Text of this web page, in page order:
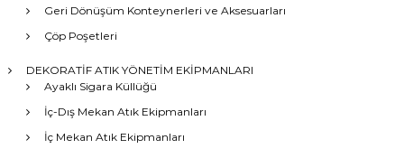
Geri Dönüşüm Konteynerleri ve Aksesuarları
Çöp Poşetleri
DEKORATİF ATIK YÖNETİM EKİPMANLARI
Ayaklı Sigara Küllüğü
İç-Dış Mekan Atık Ekipmanları
İç Mekan Atık Ekipmanları